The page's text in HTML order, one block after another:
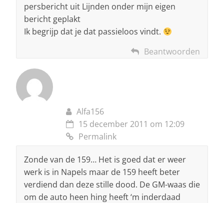
persbericht uit Lijnden onder mijn eigen
bericht geplakt
Ik begrijp dat je dat passieloos vindt.
Beantwoorden
Alfa156
15 december 2011 om 12:09
Permalink
Zonde van de 159… Het is goed dat er weer
werk is in Napels maar de 159 heeft beter
verdiend dan deze stille dood. De GM-waas die
om de auto heen hing heeft ‘m inderdaad